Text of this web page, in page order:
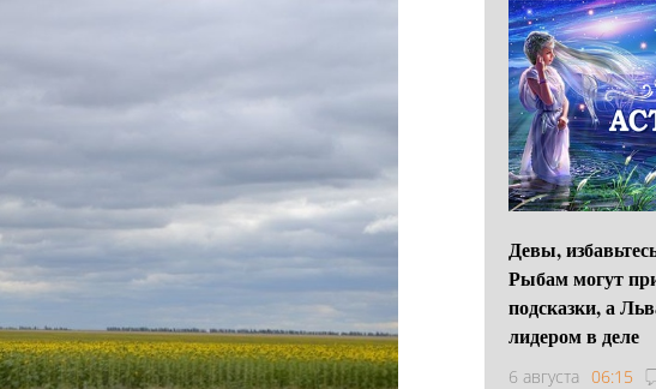
Девы,
Рыбам могут
подсказки, а
лидером в деле
6 августа 06:15